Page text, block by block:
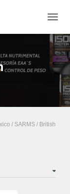
/ SARMS / British